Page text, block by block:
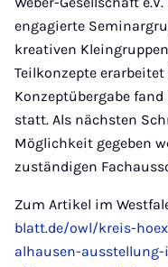
engagierte
kreativen
Teilkonzepte
Konzeptübergabe
statt. Als nächsten
Möglichkeit gegeben
zuständigen
Zum Artikel im
blatt.de/owl/kreis-
alhausen-